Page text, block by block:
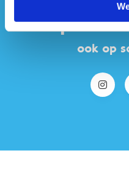
ook op